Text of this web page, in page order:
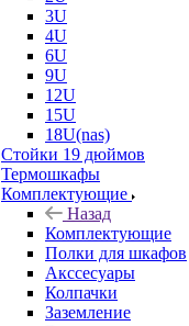
3U
4U
6U
9U
12U
15U
18U(nas)
Стойки 19 дюймов
Термошкафы
Комплектующие
Назад
Комплектующие
Полки для шкафов
Акссесуары
Колпачки
Заземление